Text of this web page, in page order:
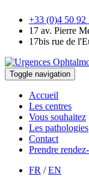
+33 (0)4 50 92
17 av. Pierre
17bis rue de
Toggle navigation
Accueil
Les centres
Vous souhaitez
Les pathologies
Contact
Prendre
FR /EN